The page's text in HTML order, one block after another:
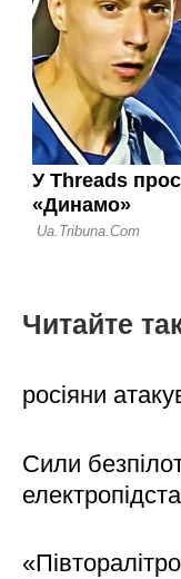
Читайте
росіяни
Сили